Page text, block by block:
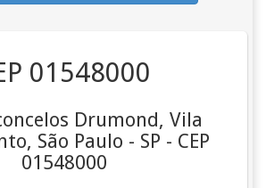
01548000
Drumond, Vila
São Paulo - SP - CEP
01548000